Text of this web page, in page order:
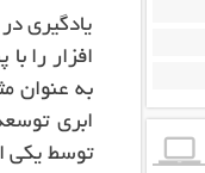
یادگیری
افزار را
ابری
توسط یکی